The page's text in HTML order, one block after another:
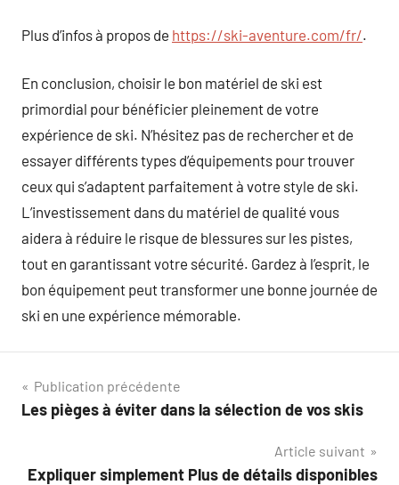
Plus d’infos à propos de https://ski-aventure.com/fr/.
En conclusion, choisir le bon matériel de ski est
primordial pour bénéficier pleinement de votre
expérience de ski. N’hésitez pas de rechercher et de
essayer différents types d’équipements pour trouver
ceux qui s’adaptent parfaitement à votre style de ski.
L’investissement dans du matériel de qualité vous
aidera à réduire le risque de blessures sur les pistes,
tout en garantissant votre sécurité. Gardez à l’esprit, le
bon équipement peut transformer une bonne journée de
ski en une expérience mémorable.
Navigation
de
Publication précédente
Les pièges à éviter dans la sélection de vos skis
Article suivant
Expliquer simplement Plus de détails disponibles